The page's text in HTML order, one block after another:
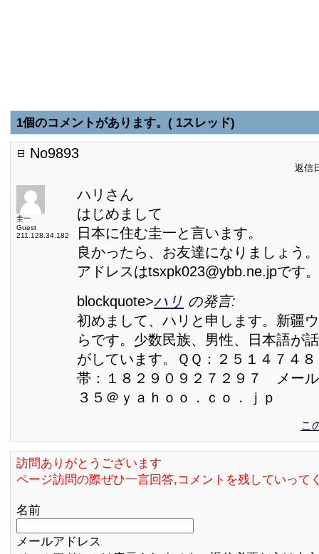
1個のコメントがあります。( 1スレッド)
No9893
返信
圭一
Guest
211.128.34.182
ハリさん
はじめまして
日本に住む圭一と言います。
良かったら、お友達になりましょう。
アドレスはtsxpk023@ybb.ne.jpです。
blockquote>ハリ の発言:
初めまして、ハリと申します。新疆
らです。少数民族、男性、日本語が
がしています。ＱＱ：２５１４７
帯：１８２９０９２７２９７ メー
３５＠ｙａｈｏｏ．ｃｏ．ｊｐ
こ
訪問ありがとうございます
ページ訪問の際ぜひ一言回答,コメントを残していって
名前
メールアドレス